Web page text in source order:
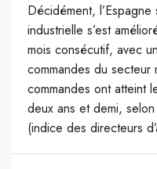
Décidément,
industrielle s’est
mois consécutif, avec
commandes du
commandes ont atteint
deux ans et demi,
(indice des directeurs